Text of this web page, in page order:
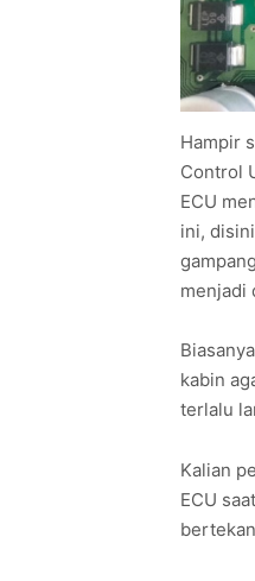
Hampir
Control
ECU
ini,
menjadi
kabin
terlalu
Kalian
ECU